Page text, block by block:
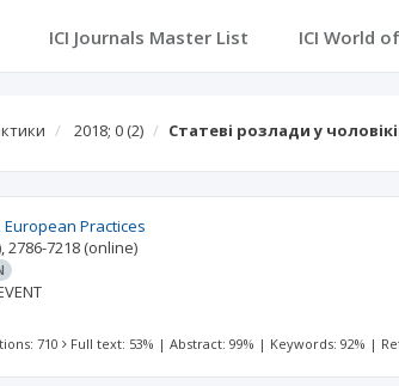
ICI Journals Master List ICI World
2018; 0 (2) Статеві розлади у
European Practices
,2786-7218 (online)
710 Full text: 53% |Abstract: 99% | Keywords: 92% |